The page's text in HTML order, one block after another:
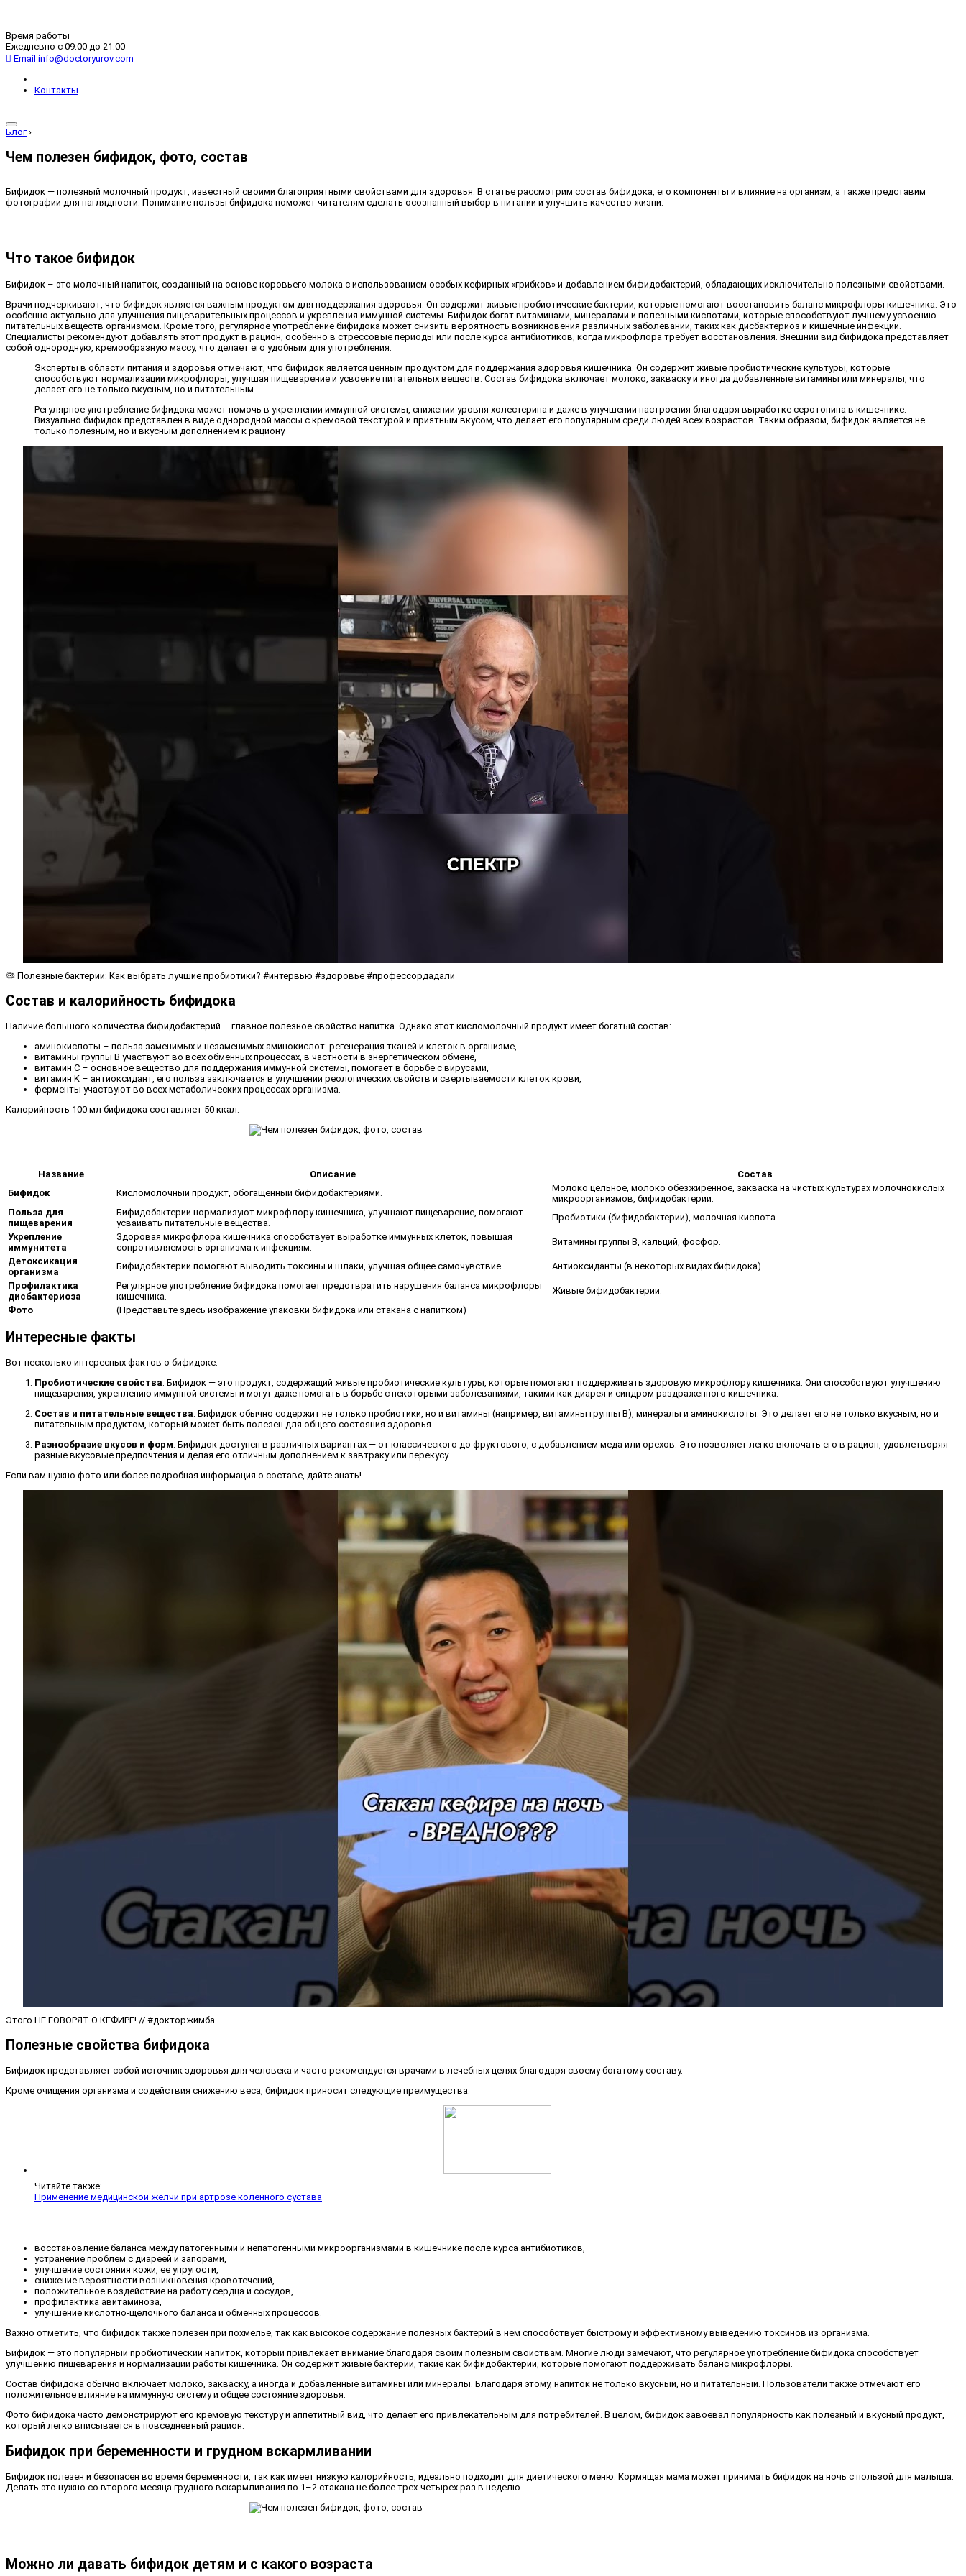
Время работы
Ежедневно с 09.00 до 21.00
Email info@doctoryurov.com
Контакты
Блог ›
Чем полезен бифидок, фото, состав
Бифидок — полезный молочный продукт, известный своими благоприятными свойствами для здоровья. В статье рассмотрим состав бифидока, его компоненты и влияние на организм, а также представим
фотографии для наглядности. Понимание пользы бифидока поможет читателям сделать осознанный выбор в питании и улучшить качество жизни.
Что такое бифидок
Бифидок – это молочный напиток, созданный на основе коровьего молока с использованием особых кефирных «грибков» и добавлением бифидобактерий, обладающих исключительно полезными свойствами.
Врачи подчеркивают, что бифидок является важным продуктом для поддержания здоровья. Он содержит живые пробиотические бактерии, которые помогают восстановить баланс микрофлоры кишечника. Это
особенно актуально для улучшения пищеварительных процессов и укрепления иммунной системы. Бифидок богат витаминами, минералами и полезными кислотами, которые способствуют лучшему усвоению
питательных веществ организмом. Кроме того, регулярное употребление бифидока может снизить вероятность возникновения различных заболеваний, таких как дисбактериоз и кишечные инфекции.
Специалисты рекомендуют добавлять этот продукт в рацион, особенно в стрессовые периоды или после курса антибиотиков, когда микрофлора требует восстановления. Внешний вид бифидока представляет
собой однородную, кремообразную массу, что делает его удобным для употребления.
Эксперты в области питания и здоровья отмечают, что бифидок является ценным продуктом для поддержания здоровья кишечника. Он содержит живые пробиотические культуры, которые
способствуют нормализации микрофлоры, улучшая пищеварение и усвоение питательных веществ. Состав бифидока включает молоко, закваску и иногда добавленные витамины или минералы, что
делает его не только вкусным, но и питательным.
Регулярное употребление бифидока может помочь в укреплении иммунной системы, снижении уровня холестерина и даже в улучшении настроения благодаря выработке серотонина в кишечнике.
Визуально бифидок представлен в виде однородной массы с кремовой текстурой и приятным вкусом, что делает его популярным среди людей всех возрастов. Таким образом, бифидок является не
только полезным, но и вкусным дополнением к рациону.
🦠 Полезные бактерии: Как выбрать лучшие пробиотики? #интервью #здоровье #профессордадали
Состав и калорийность бифидока
Наличие большого количества бифидобактерий – главное полезное свойство напитка. Однако этот кисломолочный продукт имеет богатый состав:
аминокислоты – польза заменимых и незаменимых аминокислот: регенерация тканей и клеток в организме,
витамины группы В участвуют во всех обменных процессах, в частности в энергетическом обмене,
витамин С – основное вещество для поддержания иммунной системы, помогает в борьбе с вирусами,
витамин K – антиоксидант, его польза заключается в улучшении реологических свойств и свертываемости клеток крови,
ферменты участвуют во всех метаболических процессах организма.
Калорийность 100 мл бифидока составляет 50 ккал.
Название Описание
Состав
Бифидок
Кисломолочный продукт, обогащенный бифидобактериями.
Молоко цельное, молоко обезжиренное, закваска на чистых культурах молочнокислых
микроорганизмов, бифидобактерии.
Польза для
пищеварения
Бифидобактерии нормализуют микрофлору кишечника, улучшают пищеварение, помогают
усваивать питательные вещества.
Пробиотики (бифидобактерии), молочная кислота.
Укрепление
иммунитета
Здоровая микрофлора кишечника способствует выработке иммунных клеток, повышая
сопротивляемость организма к инфекциям.
Витамины группы B, кальций, фосфор.
Детоксикация
организма
Бифидобактерии помогают выводить токсины и шлаки, улучшая общее самочувствие.
Антиоксиданты (в некоторых видах бифидока).
Профилактика
дисбактериоза
Регулярное употребление бифидока помогает предотвратить нарушения баланса микрофлоры
кишечника.
Живые бифидобактерии.
Фото
(Представьте здесь изображение упаковки бифидока или стакана с напитком) —
Интересные факты
Вот несколько интересных фактов о бифидоке:
Пробиотические свойства: Бифидок — это продукт, содержащий живые пробиотические культуры, которые помогают поддерживать здоровую микрофлору кишечника. Они способствуют улучшению
пищеварения, укреплению иммунной системы и могут даже помогать в борьбе с некоторыми заболеваниями, такими как диарея и синдром раздраженного кишечника.
Состав и питательные вещества: Бифидок обычно содержит не только пробиотики, но и витамины (например, витамины группы B), минералы и аминокислоты. Это делает его не только вкусным, но и
питательным продуктом, который может быть полезен для общего состояния здоровья.
Разнообразие вкусов и форм: Бифидок доступен в различных вариантах — от классического до фруктового, с добавлением меда или орехов. Это позволяет легко включать его в рацион, удовлетворяя
разные вкусовые предпочтения и делая его отличным дополнением к завтраку или перекусу.
Если вам нужно фото или более подробная информация о составе, дайте знать!
Этого НЕ ГОВОРЯТ О КЕФИРЕ! // #докторжимба
Полезные свойства бифидока
Бифидок представляет собой источник здоровья для человека и часто рекомендуется врачами в лечебных целях благодаря своему богатому составу.
Кроме очищения организма и содействия снижению веса, бифидок приносит следующие преимущества:
Читайте также:
Применение медицинской желчи при артрозе коленного сустава
восстановление баланса между патогенными и непатогенными микроорганизмами в кишечнике после курса антибиотиков,
устранение проблем с диареей и запорами,
улучшение состояния кожи, ее упругости,
снижение вероятности возникновения кровотечений,
положительное воздействие на работу сердца и сосудов,
профилактика авитаминоза,
улучшение кислотно-щелочного баланса и обменных процессов.
Важно отметить, что бифидок также полезен при похмелье, так как высокое содержание полезных бактерий в нем способствует быстрому и эффективному выведению токсинов из организма.
Бифидок — это популярный пробиотический напиток, который привлекает внимание благодаря своим полезным свойствам. Многие люди замечают, что регулярное употребление бифидока способствует
улучшению пищеварения и нормализации работы кишечника. Он содержит живые бактерии, такие как бифидобактерии, которые помогают поддерживать баланс микрофлоры.
Состав бифидока обычно включает молоко, закваску, а иногда и добавленные витамины или минералы. Благодаря этому, напиток не только вкусный, но и питательный. Пользователи также отмечают его
положительное влияние на иммунную систему и общее состояние здоровья.
Фото бифидока часто демонстрируют его кремовую текстуру и аппетитный вид, что делает его привлекательным для потребителей. В целом, бифидок завоевал популярность как полезный и вкусный продукт,
который легко вписывается в повседневный рацион.
Бифидок при беременности и грудном вскармливании
Бифидок полезен и безопасен во время беременности, так как имеет низкую калорийность, идеально подходит для диетического меню. Кормящая мама может принимать бифидок на ночь с пользой для малыша.
Делать это нужно со второго месяца грудного вскармливания по 1–2 стакана не более трех-четырех раз в неделю.
Можно ли давать бифидок детям и с какого возраста